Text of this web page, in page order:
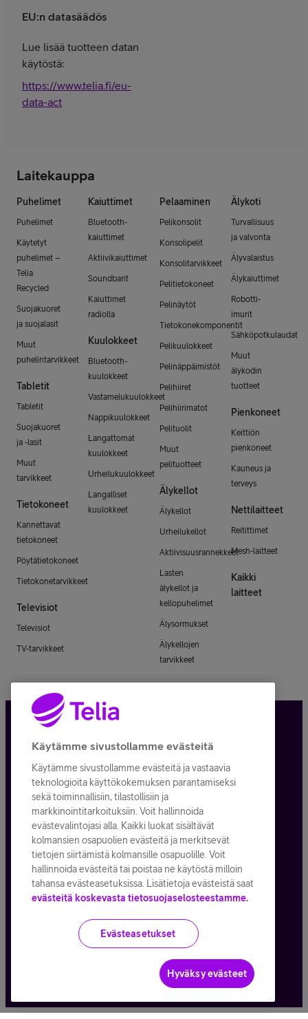
EU:n datasäädös
Lue lisää tuotteen datan
käytöstä:
https://www.telia.fi/eu-
data-act
Laitekauppa
Puhelimet
Puhelimet
Käytetyt
puhelimet –
Telia
Recycled
Suojakuoret
ja suojalasit
Muut
puhelintarvikkeet
Tabletit
Tabletit
Suojakuoret
ja -lasit
Muut
tarvikkeet
Tietokoneet
Kannettavat
tietokoneet
Pöytätietokoneet
Tietokonetarvikkeet
Televisiot
Televisiot
TV-tarvikkeet
Kaiuttimet
Bluetooth-
kaiuttimet
Aktiivikaiuttimet
Soundbarit
Kaiuttimet
radiolla
Kuulokkeet
Bluetooth-
kuulokkeet
Vastamelukuulokkeet
Nappikuulokkeet
Langattomat
kuulokkeet
Urheilukuulokkeet
Langalliset
kuulokkeet
Pelaaminen
Pelikonsolit
Konsolipelit
Konsolitarvikkeet
Pelitietokoneet
Pelinäytöt
Tietokonekomponentit
Pelikuulokkeet
Pelinäppäimistöt
Pelihiiret
Pelihiirimatot
Pelituolit
Muut
pelituotteet
Älykellot
Älykellot
Urheilukellot
Aktiivisuusrannekkeet
Lasten
älykellot ja
kellopuhelimet
Älysormukset
Älykellojen
tarvikkeet
Älykoti
Turvallisuus
ja valvonta
Älyvalaistus
Älykaiuttimet
Robotti-
imurit
Sähköpotkulaudat
Muut
älykodin
tuotteet
Pienkoneet
Keittiön
pienkoneet
Kauneus ja
terveys
Nettilaitteet
Reitittimet
Mesh-laitteet
Kaikki
laitteet
Tietosuoja ja -turva
Tilauksen peruuttaminen
Käyttöehdot
Evästeiden käyttö
Toimitusehdot ja palvelukuvaukset
Kaikki hinnat ALV25,5%
© Telia Company2026
Käytämme sivustollamme evästeitä
Käytämme sivustollamme evästeitä ja vastaavia
teknologioita käyttökokemuksen parantamiseksi
sekä toiminnallisiin, tilastollisiin ja
markkinointitarkoituksiin. Voit hallinnoida
evästevalintojasi alla. Kaikki luokat sisältävät
kolmansien osapuolien evästeitä ja merkitsevät
tietojen siirtämistä kolmansille osapuolille. Voit
hallinnoida evästeitä tai poistaa ne käytöstä milloin
tahansa evästeasetuksissa. Lisätietoja evästeistä saat
evästeitä koskevasta tietosuojaselosteestamme.
Evästeasetukset
Hyväksy evästeet